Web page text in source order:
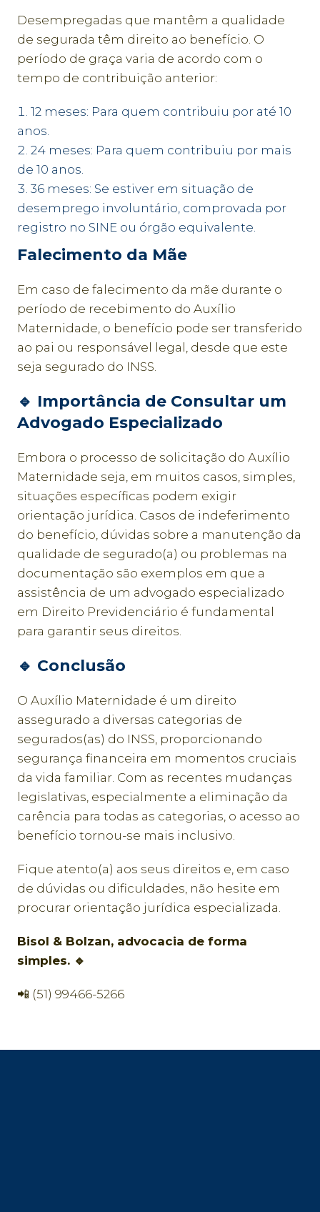
Desempregadas que mantêm a qualidade
de segurada têm direito ao benefício. O
período de graça varia de acordo com o
tempo de contribuição anterior:
12 meses: Para quem contribuiu por até 10
anos.
24 meses: Para quem contribuiu por mais
de 10 anos.
36 meses: Se estiver em situação de
desemprego involuntário, comprovada por
registro no SINE ou órgão equivalente.
Falecimento da Mãe
Em caso de falecimento da mãe durante o
período de recebimento do Auxílio
Maternidade, o benefício pode ser transferido
ao pai ou responsável legal, desde que este
seja segurado do INSS.
🔹 Importância de Consultar um
Advogado Especializado
Embora o processo de solicitação do Auxílio
Maternidade seja, em muitos casos, simples,
situações específicas podem exigir
orientação jurídica. Casos de indeferimento
do benefício, dúvidas sobre a manutenção da
qualidade de segurado(a) ou problemas na
documentação são exemplos em que a
assistência de um advogado especializado
em Direito Previdenciário é fundamental
para garantir seus direitos.
🔹 Conclusão
O Auxílio Maternidade é um direito
assegurado a diversas categorias de
segurados(as) do INSS, proporcionando
segurança financeira em momentos cruciais
da vida familiar. Com as recentes mudanças
legislativas, especialmente a eliminação da
carência para todas as categorias, o acesso ao
benefício tornou-se mais inclusivo.
Fique atento(a) aos seus direitos e, em caso
de dúvidas ou dificuldades, não hesite em
procurar orientação jurídica especializada.
Bisol & Bolzan, advocacia de forma
simples. 🔹
📲 (51) 99466-5266